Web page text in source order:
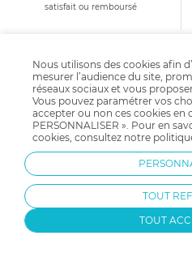
Plusieurs critères doivent être
besoins. Certains produits
sont parfaits pour la
d’autres comme la lunch box
plus tard. La majorité des pots
à la congélation et au lave-
couvercle hermétique favorise
transport en toute sécurité.
Pot de conservation bébé
Le pot de conservation
satisfait ou remboursé
10€ offertsen
à notre
Recevez avant
nos avantages,
Nous utilisons des cookies afin
mesurer l’audience du site,
réseaux sociaux et vous
Vous pouvez paramétrer vos
accepter ou non ces cookies en
PERSONNALISER ». Pour en
cookies, consultez notre
TOUT
TOUT